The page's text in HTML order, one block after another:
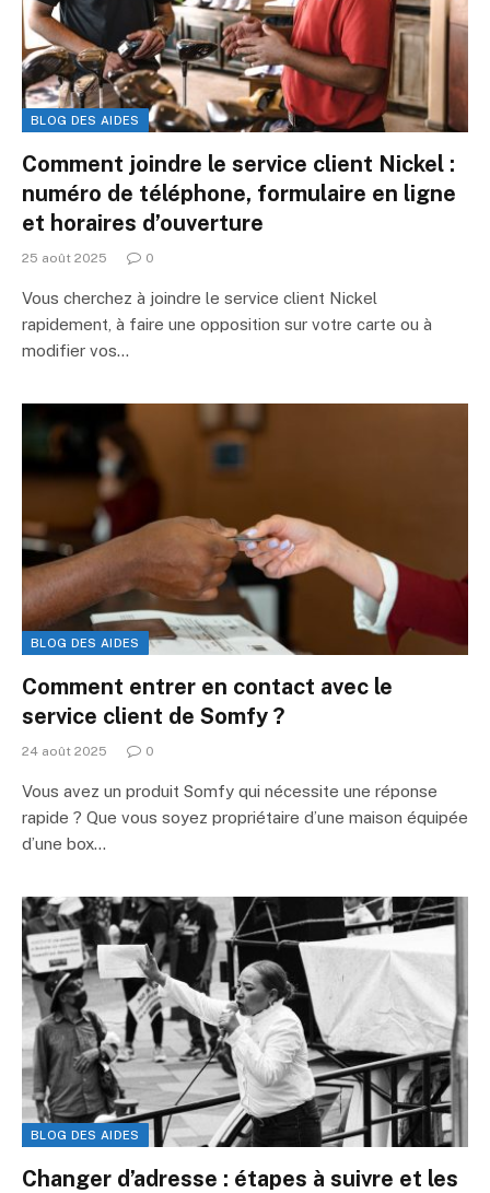
BLOG DES AIDES
Comment joindre le service client Nickel :
numéro de téléphone, formulaire en ligne
et horaires d’ouverture
25 août 2025 0
Vous cherchez à joindre le service client Nickel
rapidement, à faire une opposition sur votre carte ou à
modifier vos…
BLOG DES AIDES
Comment entrer en contact avec le
service client de Somfy ?
24 août 2025 0
Vous avez un produit Somfy qui nécessite une réponse
rapide ? Que vous soyez propriétaire d’une maison équipée
d’une box…
BLOG DES AIDES
Changer d’adresse : étapes à suivre et les